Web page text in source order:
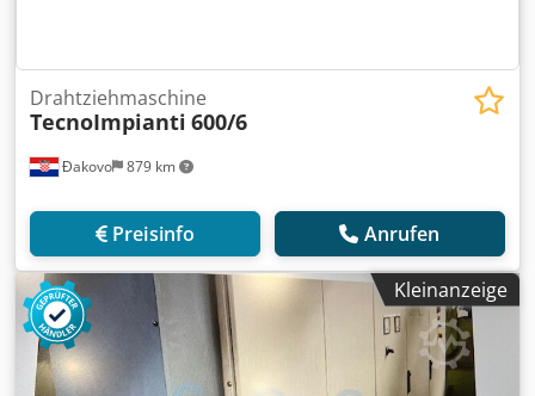
Đakovo 879 km
Drahtziehmaschine
TecnoImpianti 600/6
Preisinfo Anrufen
Kleinanzeige